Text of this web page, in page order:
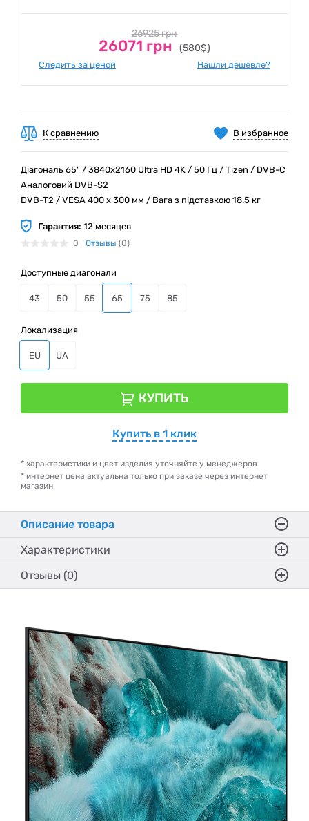
26925 грн
26071 грн (580$)
Следить за ценой Нашли дешевле?
В избранное
К сравнению
Діагональ 65" / 3840x2160 Ultra HD 4K / 50 Гц / Tizen / DVB-C
Аналоговий DVB-S2
DVB-T2 / VESA 400 x 300 мм / Вага з підставкою 18.5 кг
Гарантия: 12 месяцев
0 Отзывы (0)
Доступные диагонали
43 50 55 65 75 85
Локализация
EU UA
КУПИТЬ
Купить в 1 клик
* характеристики и цвет изделия уточняйте у менеджеров
* интернет цена актуальна только при заказе через интернет
магазин
Описание товара
Характеристики
Отзывы (0)